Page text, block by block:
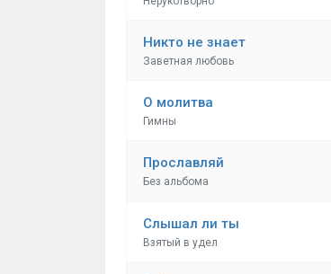
Никто не знает
Заветная любовь
О молитва
Гимны
Прославляй
Без альбома
Слышал ли ты
Взятый в удел